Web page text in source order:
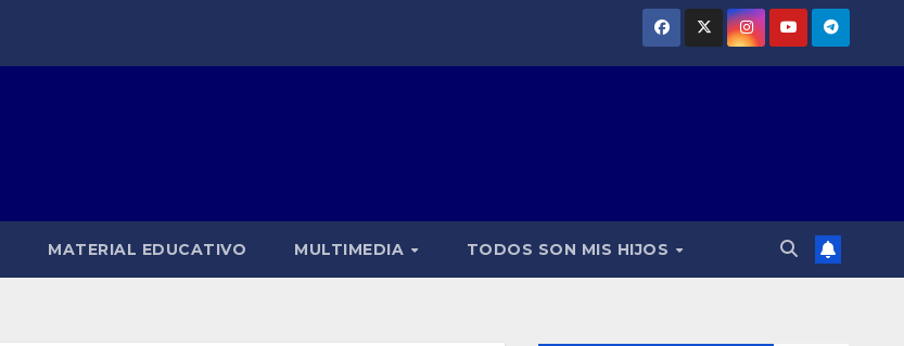
MATERIAL EDUCATIVO MULTIMEDIA TODOS SON MIS HIJOS